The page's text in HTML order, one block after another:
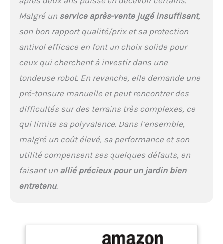
un tuyau d'arrosage 3 ANS
DE GARANTIE – Par
mondial dans le domaine
des outils sans fil et de la
avec une réputation
mondiale de conception
performance et de service
client exceptionnel
Malgré un service après-vente jugé insuffisant,
son bon rapport qualité/prix et sa protection
antivol efficace en font un choix solide pour
ceux qui cherchent à investir dans une
tondeuse robot. En revanche, elle demande une
pré-tonsure manuelle et peut rencontrer des
difficultés sur des terrains très complexes, ce
qui limite sa polyvalence. Dans l’ensemble,
malgré un coût élevé, sa performance et son
utilité compensent ses quelques défauts, en
faisant un allié précieux pour un jardin bien
entretenu.